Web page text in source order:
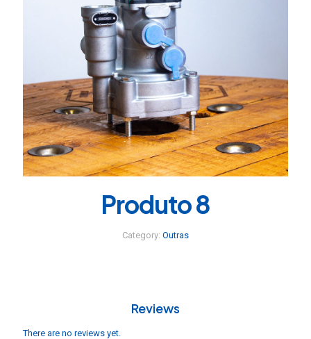
Produto 8
Category: Outras
Reviews
There are no reviews yet.